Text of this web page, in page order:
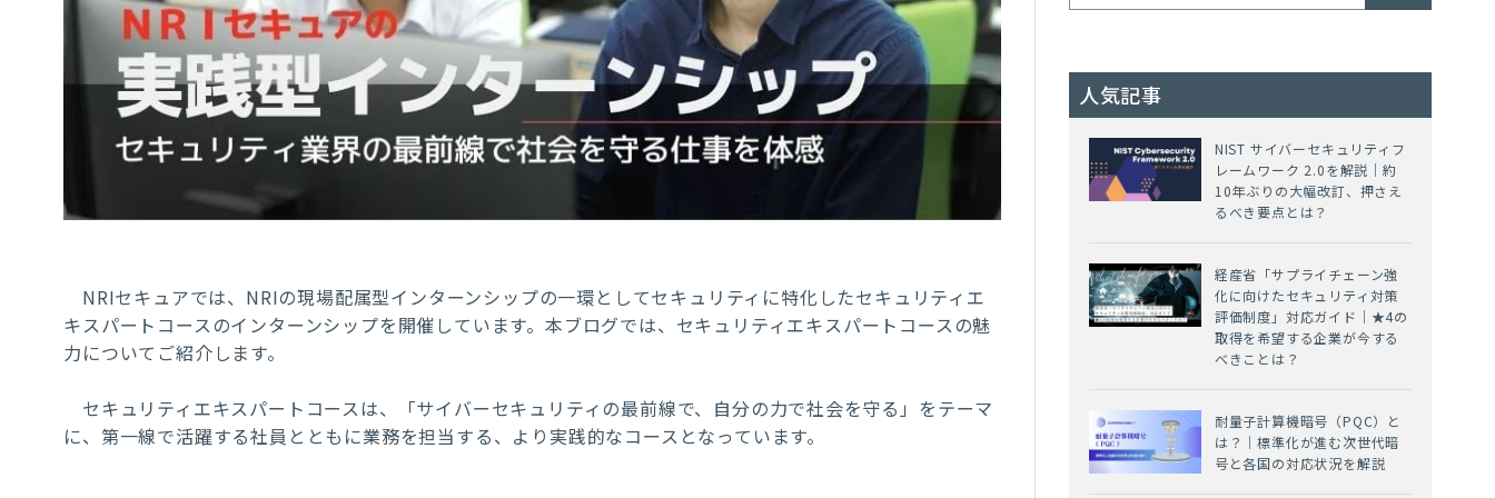
NRIセキュアでは、NRIの現場配属型インターンシップの一環としてセキュリティに特化したセキュリティエ
キスパートコースのインターンシップを開催しています。本ブログでは、セキュリティエキスパートコースの魅
力についてご紹介します。
セキュリティエキスパートコースは、「サイバーセキュリティの最前線で、自分の力で社会を守る」をテーマ
に、第一線で活躍する社員とともに業務を担当する、より実践的なコースとなっています。
人気記事
NIST サイバーセキュリティフ
レームワーク 2.0を解説｜約
10年ぶりの大幅改訂、押さえ
るべき要点とは？
経産省「サプライチェーン強
化に向けたセキュリティ対策
評価制度」対応ガイド｜★4の
取得を希望する企業が今する
べきことは？
耐量子計算機暗号（PQC）と
は？｜標準化が進む次世代暗
号と各国の対応状況を解説